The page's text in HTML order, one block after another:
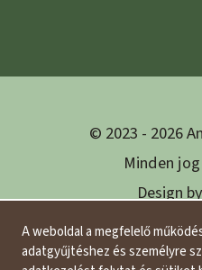
© 2023 - 2026
Minden
This vegan website was
Design
A weboldal a megfelelő
adatgyűjtéshez és személyre